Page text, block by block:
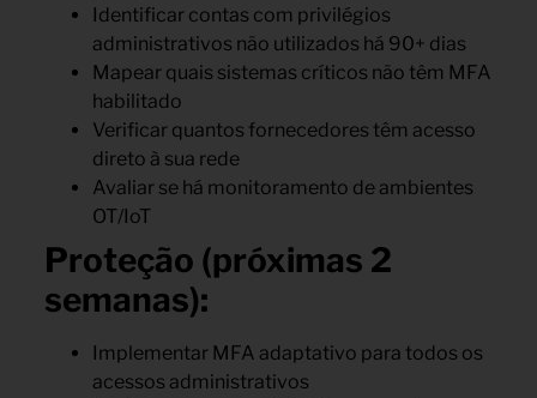
Identificar contas com privilégios
administrativos não utilizados há 90+ dias
Mapear quais sistemas críticos não têm MFA
habilitado
Verificar quantos fornecedores têm acesso
direto à sua rede
Avaliar se há monitoramento de ambientes
OT/IoT
Proteção (próximas 2
semanas):
Implementar MFA adaptativo para todos os
acessos administrativos